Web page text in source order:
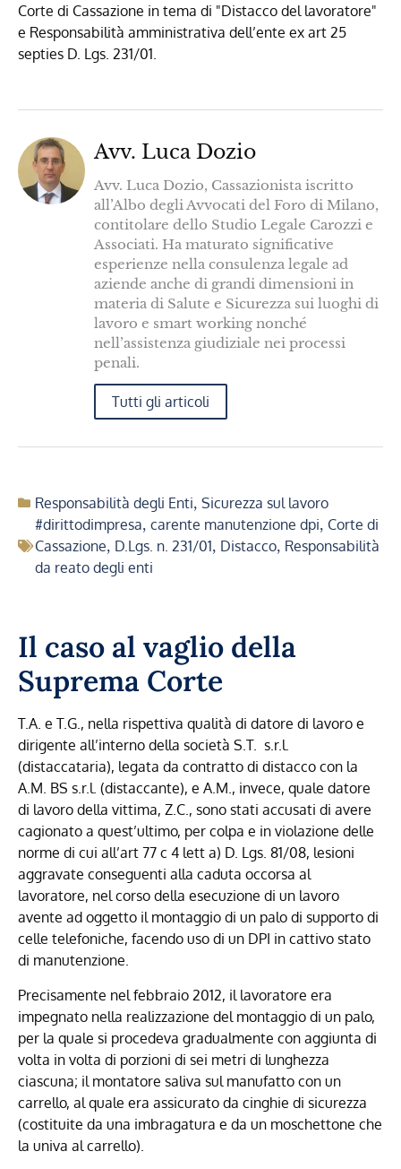
Corte di Cassazione in tema di "Distacco del lavoratore"
e Responsabilità amministrativa dell’ente ex art 25
septies D. Lgs. 231/01.
Avv. Luca Dozio
Avv. Luca Dozio, Cassazionista iscritto
all’Albo degli Avvocati del Foro di Milano,
contitolare dello Studio Legale Carozzi e
Associati. Ha maturato significative
esperienze nella consulenza legale ad
aziende anche di grandi dimensioni in
materia di Salute e Sicurezza sui luoghi di
lavoro e smart working nonché
nell’assistenza giudiziale nei processi
penali.
Tutti gli articoli
Responsabilità degli Enti, Sicurezza sul lavoro
#dirittodimpresa, carente manutenzione dpi, Corte di
Cassazione, D.Lgs. n. 231/01, Distacco, Responsabilità
da reato degli enti
Il caso al vaglio della
Suprema Corte
T.A. e T.G., nella rispettiva qualità di datore di lavoro e
dirigente all’interno della società S.T. s.r.l.
(distaccataria), legata da contratto di distacco con la
A.M. BS s.r.l. (distaccante), e A.M., invece, quale datore
di lavoro della vittima, Z.C., sono stati accusati di avere
cagionato a quest’ultimo, per colpa e in violazione delle
norme di cui all’art 77 c 4 lett a) D. Lgs. 81/08, lesioni
aggravate conseguenti alla caduta occorsa al
lavoratore, nel corso della esecuzione di un lavoro
avente ad oggetto il montaggio di un palo di supporto di
celle telefoniche, facendo uso di un DPI in cattivo stato
di manutenzione.
Precisamente nel febbraio 2012, il lavoratore era
impegnato nella realizzazione del montaggio di un palo,
per la quale si procedeva gradualmente con aggiunta di
volta in volta di porzioni di sei metri di lunghezza
ciascuna; il montatore saliva sul manufatto con un
carrello, al quale era assicurato da cinghie di sicurezza
(costituite da una imbragatura e da un moschettone che
la univa al carrello).